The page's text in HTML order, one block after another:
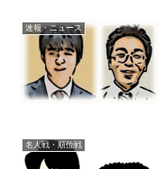
速報・ニュース
名人戦・順位戦